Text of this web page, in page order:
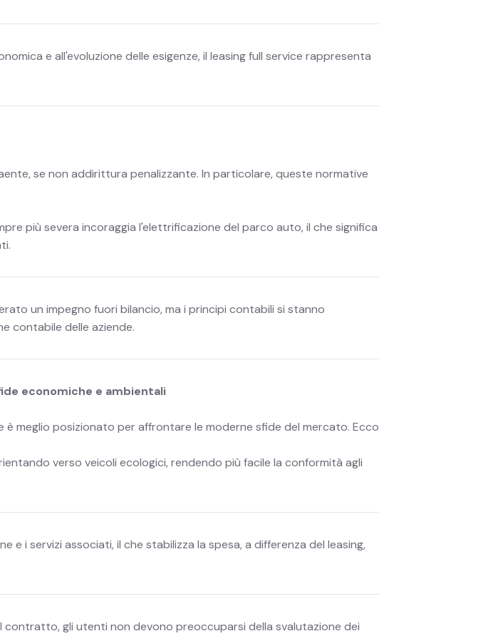
e all'evoluzione delle esigenze, il leasing full service rappresenta
se non addirittura penalizzante. In particolare, queste normative
più severa incoraggia l'elettrificazione del parco auto, il che significa
un impegno fuori bilancio, ma i principi contabili si stanno
contabile delle aziende.
economiche e ambientali
è meglio posizionato per affrontare le moderne sfide del mercato. Ecco
verso veicoli ecologici, rendendo più facile la conformità agli
e i servizi associati, il che stabilizza la spesa, a differenza del leasing,
contratto, gli utenti non devono preoccuparsi della svalutazione dei